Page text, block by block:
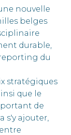
nouvelle
belges
durable,
du
stratégiques
que le
de
s'y ajouter,